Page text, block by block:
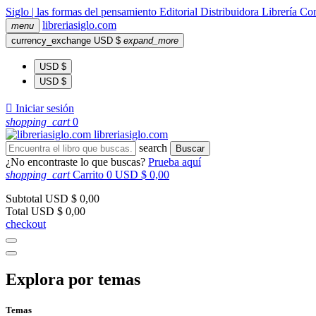
Siglo | las formas del pensamiento Editorial Distribuidora Librería
menu libreriasiglo.com
currency_exchange USD $ expand_more
USD $
USD $
 Iniciar sesión
shopping_cart 0
libreriasiglo.com
search
Buscar
¿No encontraste lo que buscas? Prueba aquí
shopping_cart Carrito 0 USD $ 0,00
Subtotal USD $ 0,00
Total USD $ 0,00
checkout
Explora por temas
Temas